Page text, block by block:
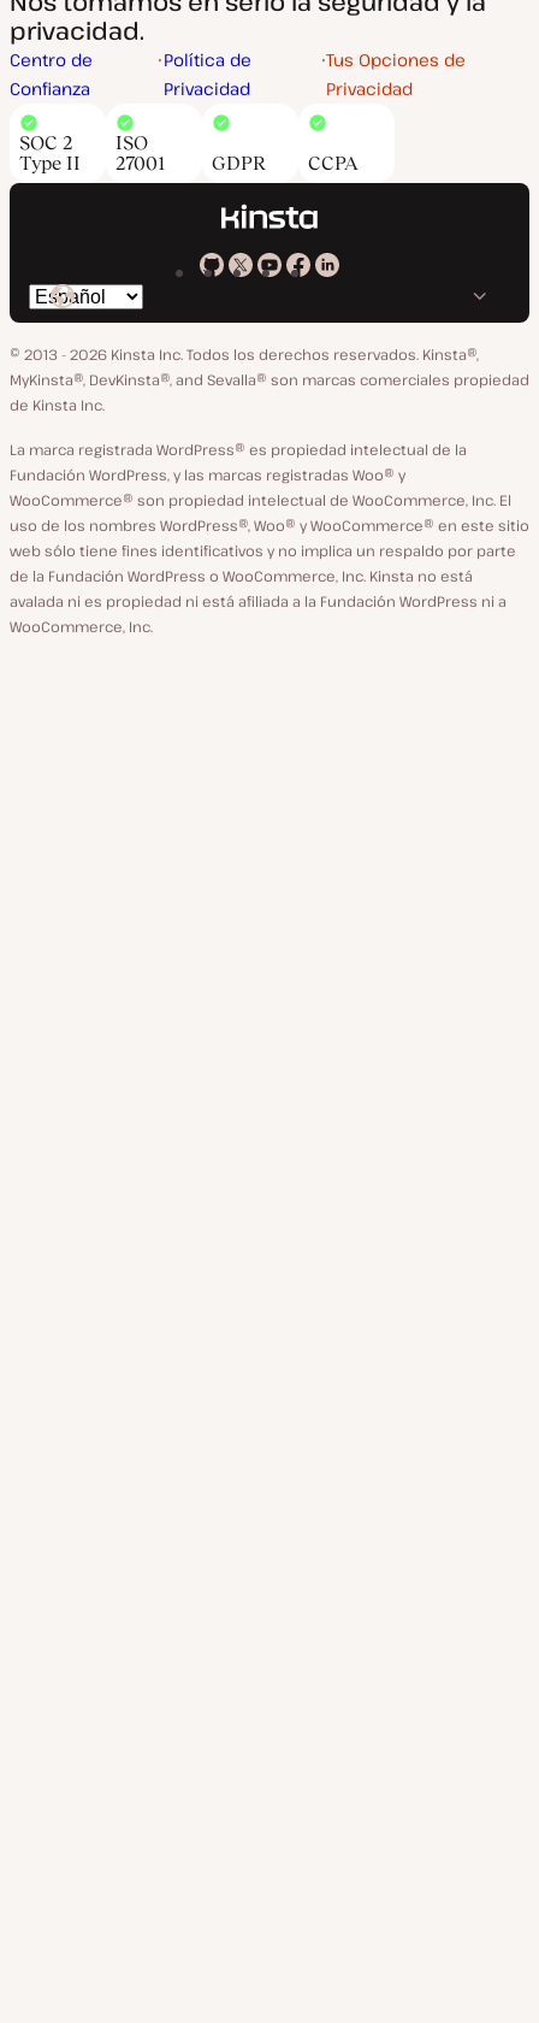
privacidad.
Centro de
Confianza
Política de
Privacidad
Tus Opciones de
Privacidad
SOC 2
Type II
ISO
27001
GDPR CCPA
Kinsta
GitHub
Kinsta
X
Kinsta
YouTube
Kinsta
Facebook
Kinsta
LinkedIn
Cambiar
idioma
© 2013 - 2026 Kinsta Inc. Todos los derechos reservados. Kinsta®,
MyKinsta®, DevKinsta®, and Sevalla® son marcas comerciales propiedad
de Kinsta Inc.
La marca registrada WordPress® es propiedad intelectual de la
Fundación WordPress, y las marcas registradas Woo® y
WooCommerce® son propiedad intelectual de WooCommerce, Inc. El
uso de los nombres WordPress®, Woo® y WooCommerce® en este sitio
web sólo tiene fines identificativos y no implica un respaldo por parte
de la Fundación WordPress o WooCommerce, Inc. Kinsta no está
avalada ni es propiedad ni está afiliada a la Fundación WordPress ni a
WooCommerce, Inc.